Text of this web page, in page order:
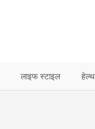
लाइफ स्टाइल हेल्थ